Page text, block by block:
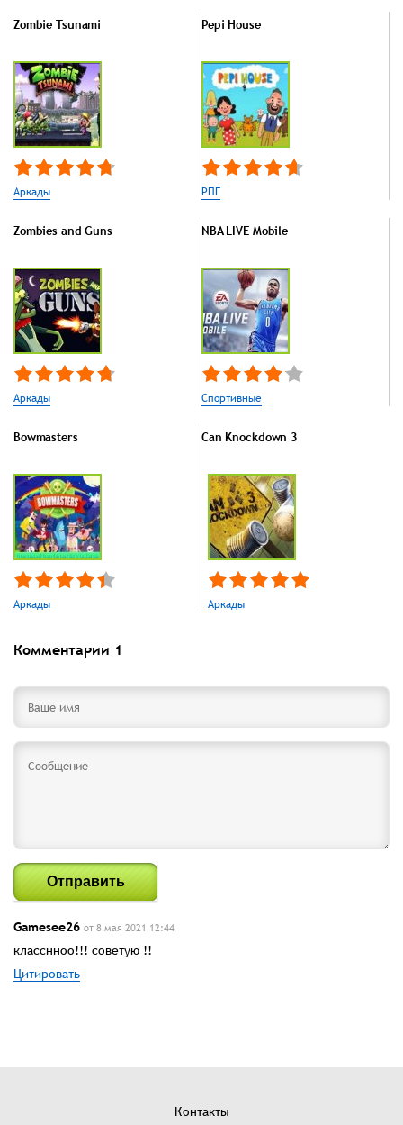
Zombie Tsunami
Аркады
Pepi House
РПГ
Zombies and Guns
Аркады
NBA LIVE Mobile
Спортивные
Bowmasters
Аркады
Can Knockdown 3
Аркады
Комментарии 1
Отправить
Gamesee26 от 8 мая 2021 12:44
класснноо!!! советую !!
Цитировать
Контакты